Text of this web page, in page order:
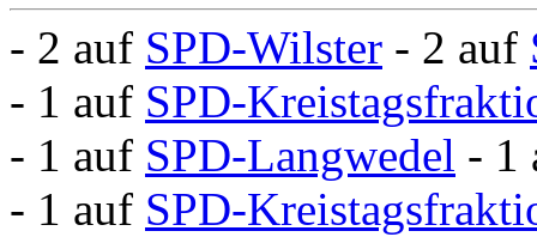
- 2 auf SPD-Wilster - 2 auf
- 1 auf SPD-
- 1 auf SPD-Langwedel - 1
- 1 auf SPD-